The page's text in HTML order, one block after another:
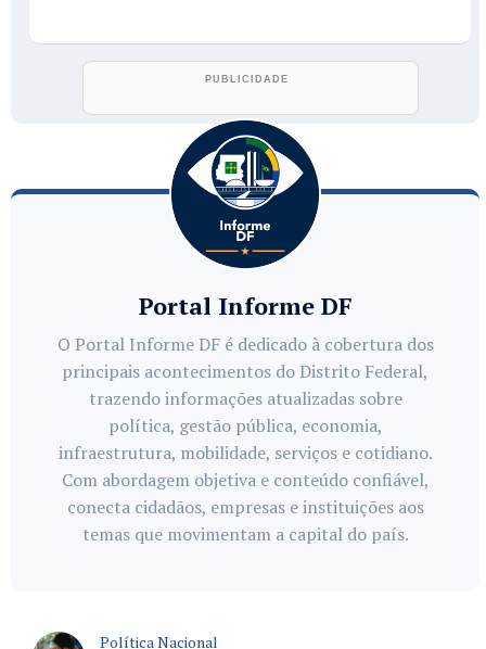
Portal Informe DF
O Portal Informe DF é dedicado à cobertura dos
principais acontecimentos do Distrito Federal,
trazendo informações atualizadas sobre
política, gestão pública, economia,
infraestrutura, mobilidade, serviços e cotidiano.
Com abordagem objetiva e conteúdo confiável,
conecta cidadãos, empresas e instituições aos
temas que movimentam a capital do país.
Política Nacional